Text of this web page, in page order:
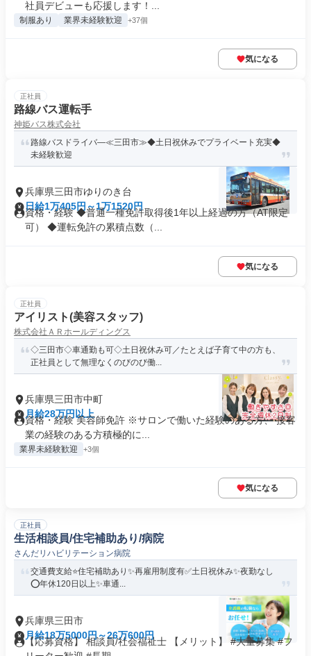
社員デビューも応援します！...
制服あり 業界未経験歓迎 +37個
気になる
正社員
路線バス運転手
神姫バス株式会社
路線バスドライバ―≪三田市≫◆土日祝休みでプライベート充実◆
未経験歓迎
兵庫県三田市ゆりのき台
日給1万405円～1万1520円
資格・経験 ◆普通一種免許取得後1年以上経過の方（AT限定
可） ◆運転免許の累積点数（...
気になる
正社員
アイリスト(美容スタッフ)
株式会社ＡＲホールディングス
◇三田市◇車通勤も可◇土日祝休み可／たとえば子育て中の方も、
正社員として無理なくのびのび働...
兵庫県三田市中町
月給28万円以上
資格・経験 美容師免許 ※サロンで働いた経験のある方、 接客
業の経験のある方積極的に...
業界未経験歓迎 +3個
気になる
正社員
生活相談員/住宅補助あり/病院
さんだリハビリテーション病院
交通費支給⭐️住宅補助あり✨再雇用制度有✅️土日祝休み✨夜勤なし
⭕️年休120日以上✨車通...
兵庫県三田市
月給18万5000円～26万600円
【応募資格】 相談員/社会福祉士 【メリット】 #大量募集 #フ